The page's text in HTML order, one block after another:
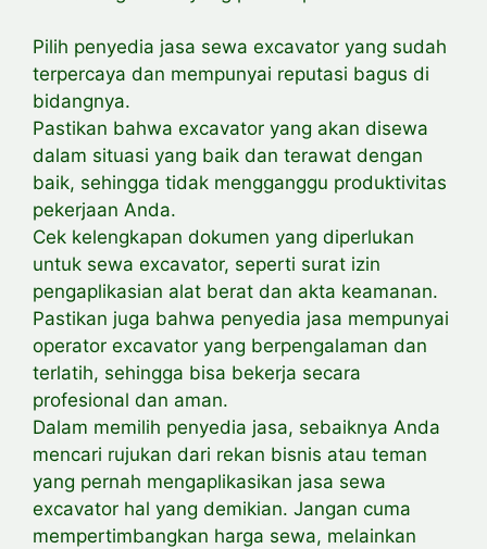
Pilih penyedia jasa sewa excavator yang sudah
terpercaya dan mempunyai reputasi bagus di
bidangnya.
Pastikan bahwa excavator yang akan disewa
dalam situasi yang baik dan terawat dengan
baik, sehingga tidak mengganggu produktivitas
pekerjaan Anda.
Cek kelengkapan dokumen yang diperlukan
untuk sewa excavator, seperti surat izin
pengaplikasian alat berat dan akta keamanan.
Pastikan juga bahwa penyedia jasa mempunyai
operator excavator yang berpengalaman dan
terlatih, sehingga bisa bekerja secara
profesional dan aman.
Dalam memilih penyedia jasa, sebaiknya Anda
mencari rujukan dari rekan bisnis atau teman
yang pernah mengaplikasikan jasa sewa
excavator hal yang demikian. Jangan cuma
mempertimbangkan harga sewa, melainkan